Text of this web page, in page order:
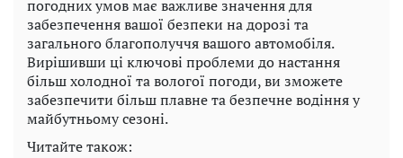
погодних умов має важливе значення для
забезпечення вашої безпеки на дорозі та
загального благополуччя вашого автомобіля.
Вирішивши ці ключові проблеми до настання
більш холодної та вологої погоди, ви зможете
забезпечити більш плавне та безпечне водіння у
майбутньому сезоні.
Читайте також: